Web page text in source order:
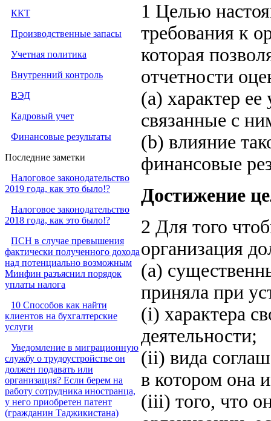
ККТ
Производственные запасы
Учетная политика
Внутренний контроль
ВЭД
Кадровый учет
Финансовые результаты
Последние заметки
Налоговое законодательство
2019 года, как это было!?
Налоговое законодательство
2018 года, как это было!?
ПСН в случае превышения
фактически полученного дохода
над потенциально возможным
Минфин разъяснил порядок
уплаты налога
10 Способов как найти
клиентов на бухгалтерские
услуги
Уведомление в миграционную
службу о трудоустройстве он
должен подавать или
организация? Если берем на
работу сотрудника иностранца,
у него приобретен патент
(гражданин Таджикистана)
1 Целью
требования к
которая
отчетности
(a) характер ее
связанные с
(b) влияние
финансовые
Достижение
2 Для того
организация
(a)
приняла при
(i) характера
деятельности;
(ii) вида
в котором она
(iii) того, что